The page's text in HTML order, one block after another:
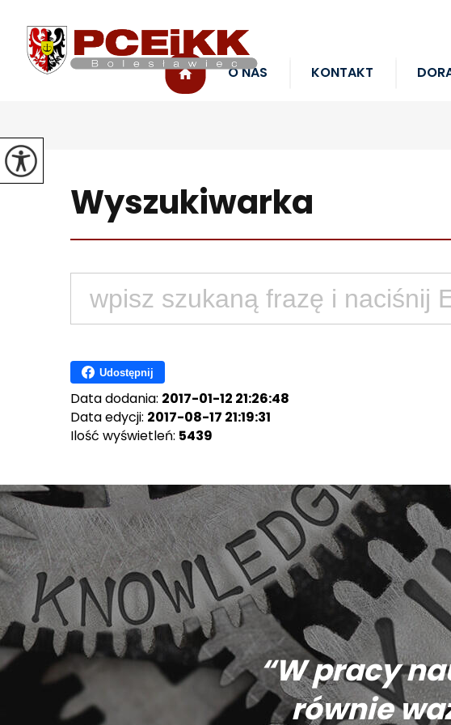
O NAS KONTAKT
Wyszukiwarka
Udostępnij
Data dodania: 2017-01-12 21:26:48
Data edycji: 2017-08-17 21:19:31
Ilość wyświetleń: 5439
“W pracy
równie